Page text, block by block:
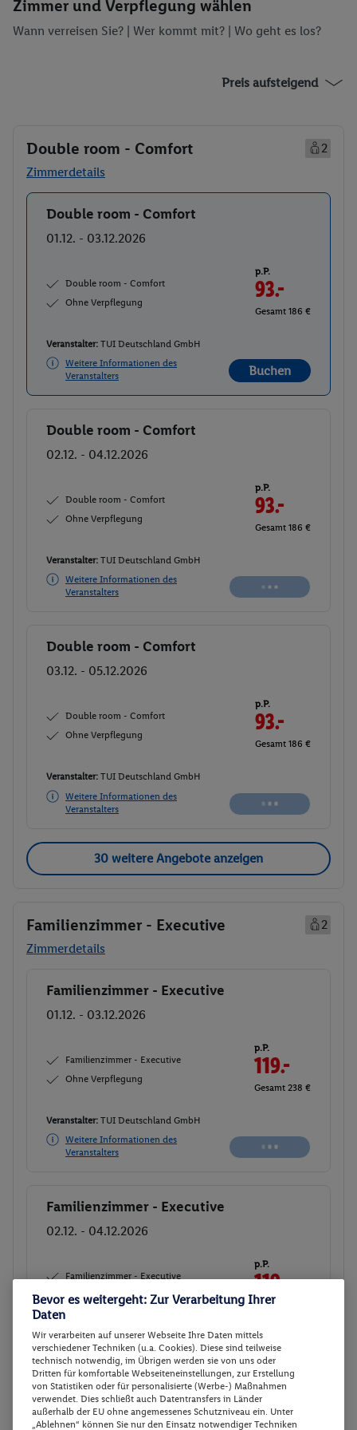
Zimmer und Verpflegung wählen
Wann verreisen Sie? | Wer kommt mit? | Wo geht es los?
Preis aufsteigend
Double room - Comfort
2
Zimmerdetails
Buchen
Double room - Comfort
01.12. - 03.12.2026
Double room - Comfort
Ohne Verpflegung
p.P.
93.-
Gesamt 186 €
Veranstalter: TUI Deutschland GmbH
Weitere Informationen des
Veranstalters
Buchen
Buchen
Double room - Comfort
02.12. - 04.12.2026
Double room - Comfort
Ohne Verpflegung
p.P.
93.-
Gesamt 186 €
Veranstalter: TUI Deutschland GmbH
Weitere Informationen des
Veranstalters
Buchen
Buchen
Double room - Comfort
03.12. - 05.12.2026
Double room - Comfort
Ohne Verpflegung
p.P.
93.-
Gesamt 186 €
Veranstalter: TUI Deutschland GmbH
Weitere Informationen des
Veranstalters
Buchen
30 weitere Angebote anzeigen
Familienzimmer - Executive
2
Zimmerdetails
Buchen
Familienzimmer - Executive
01.12. - 03.12.2026
Familienzimmer - Executive
Ohne Verpflegung
p.P.
119.-
Gesamt 238 €
Veranstalter: TUI Deutschland GmbH
Weitere Informationen des
Veranstalters
Buchen
Buchen
Familienzimmer - Executive
02.12. - 04.12.2026
Familienzimmer - Executive
Ohne Verpflegung
p.P.
119.-
Gesamt 238 €
Veranstalter:TUI Deutschland GmbH
Weitere Informationen des
Veranstalters
Buchen
Buchen
Familienzimmer - Executive
Bevor es weitergeht: Zur Verarbeitung Ihrer
Daten
Wir verarbeiten auf unserer Webseite Ihre Daten mittels
verschiedener Techniken (u.a. Cookies). Diese sind teilweise
technisch notwendig, im Übrigen werden sie von uns oder
Dritten für komfortable Webseiteneinstellungen, zur Erstellung
von Statistiken oder für personalisierte (Werbe-) Maßnahmen
verwendet. Dies schließt auch Datentransfers in Länder
außerhalb der EU ohne angemessenes Schutzniveau ein. Unter
„Ablehnen“ können Sie nur den Einsatz notwendiger Techniken